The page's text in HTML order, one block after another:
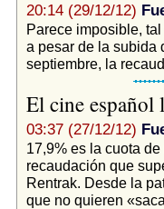
20:14 (29/12/12)
Parece imposible,
a pesar de la subida
septiembre, la
El cine
03:37 (27/12/12)
17,9% es la cuota
recaudación que
Rentrak. Desde la
que no quieren